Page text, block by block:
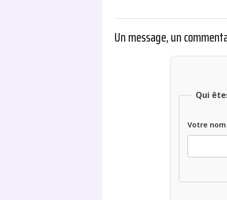
Un message, un
Qui
Votre nom